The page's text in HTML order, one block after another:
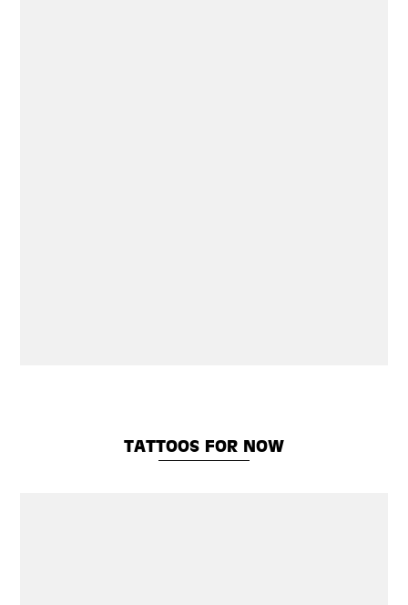
TATTOOS FOR NOW